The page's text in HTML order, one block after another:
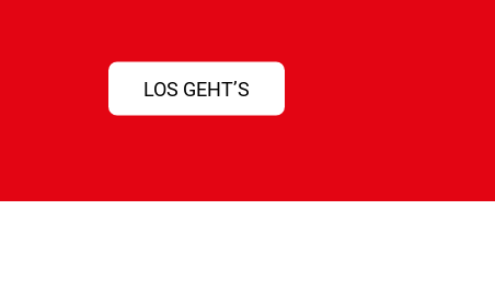
LOS GEHT’S